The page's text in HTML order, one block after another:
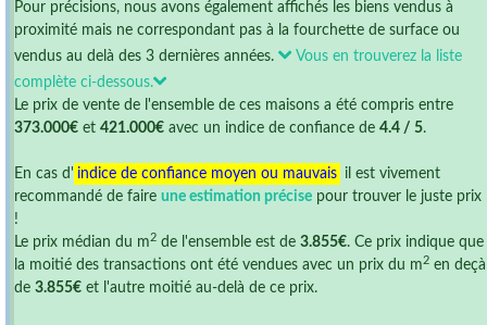
Pour précisions, nous avons également affichés les biens vendus à
proximité mais ne correspondant pas à la fourchette de surface ou
vendus au delà des 3 dernières années.
Vous en trouverez la liste
complète ci-dessous.
Le prix de vente de l'ensemble de ces maisons a été compris entre
373.000€ et 421.000€ avec un indice de confiance de 4.4 / 5.
En cas d' indice de confiance moyen ou mauvais il est vivement
recommandé de faire une estimation précise pour trouver le juste prix
!
Le prix médian du m 2 de l'ensemble est de 3.855€. Ce prix indique que
la moitié des transactions ont été vendues avec un prix du m 2 en deçà
de 3.855€ et l'autre moitié au-delà de ce prix.